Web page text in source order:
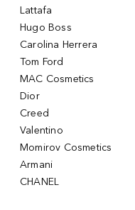
Lattafa
Hugo Boss
Carolina Herrera
Tom Ford
MAC Cosmetics
Dior
Creed
Valentino
Momirov Cosmetics
Armani
CHANEL